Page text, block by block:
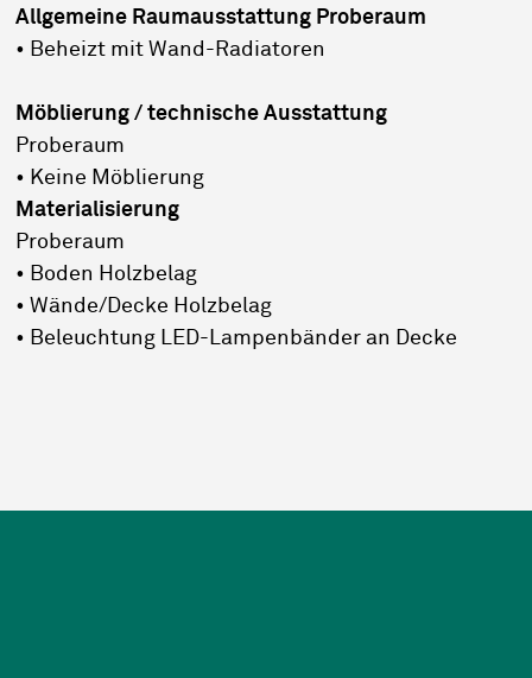
Allgemeine Raumausstattung Proberaum
• Beheizt mit Wand-Radiatoren
Möblierung / technische Ausstattung
Proberaum
• Keine Möblierung
Materialisierung
Proberaum
• Boden Holzbelag
• Wände/Decke Holzbelag
• Beleuchtung LED-Lampenbänder an Decke